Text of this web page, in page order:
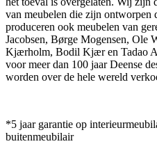
van meubelen die zijn ontworpen
produceren ook meubelen van
Jacobsen, Børge Mogensen, Ole
Kjærholm, Bodil Kjær en Tadao
voor meer dan 100 jaar Deense
worden over de hele wereld
*5 jaar garantie op
buitenmeubilair